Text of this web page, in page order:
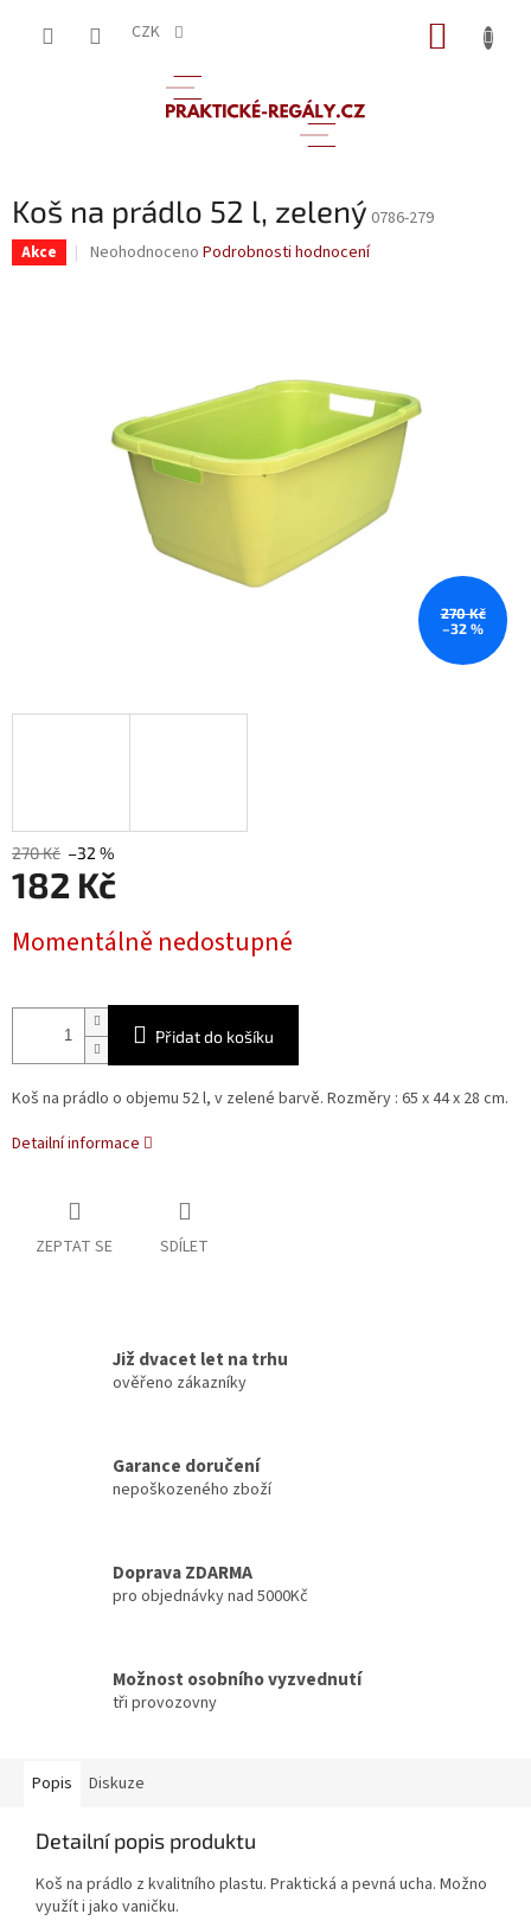
CZK
Koš na prádlo 52 l, zelený 0786-279
Akce
Průměrné
hvězdiček.
Neohodnoceno Podrobnosti hodnocení
270 Kč
–32 %
270 Kč –32 %
182 Kč
cena:
Momentálně nedostupné
Přidat do košíku
Koš na prádlo o objemu 52 l, v zelené barvě. Rozměry : 65 x 44 x 28 cm.
Detailní informace
ZEPTAT SE SDÍLET
Již dvacet let na trhu
ověřeno zákazníky
Garance doručení
nepoškozeného zboží
Doprava ZDARMA
pro objednávky nad 5000Kč
Možnost osobního vyzvednutí
tři provozovny
Popis Diskuze
Detailní popis produktu
Koš na prádlo z kvalitního plastu. Praktická a pevná ucha. Možno
využít i jako vaničku.